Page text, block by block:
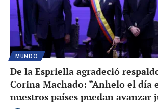
MUNDO
De la Espriella agradeció
Corina Machado: “Anhelo el día
nuestros países puedan avanzar